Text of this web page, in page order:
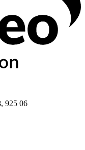
925 06